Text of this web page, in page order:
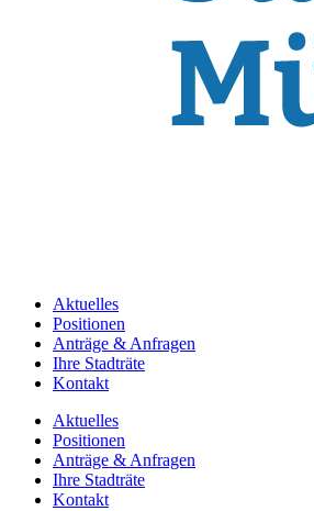
Aktuelles
Positionen
Anträge & Anfragen
Ihre Stadträte
Kontakt
Aktuelles
Positionen
Anträge & Anfragen
Ihre Stadträte
Kontakt